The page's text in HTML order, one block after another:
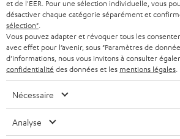
l
e
t
t
e
r
BLUETOOTH
CASQUES AUDIO
CASQUES BLUETOOTH AUDIO
BLOG
NEWSLETTER
MAGASINS
AVANTAGES D’ACHAT
L’HISTOIRE DE TEUFEL
SUISSE
PAYS-BAS
BELGIQUE
et de l'EER. Pour une sélection individuelle, vous
désactiver chaque catégorie séparément et
sélection"
Vous pouvez adapter et révoquer tous les
avec effet pour l’avenir, sous "Paramètres de
d'informations, nous vous invitons à consulter
confidentialité des données et les mentions légales
Nécessaire
Analyse